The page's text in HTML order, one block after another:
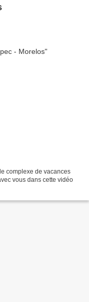
complexe de vacances
vous dans cette vidéo